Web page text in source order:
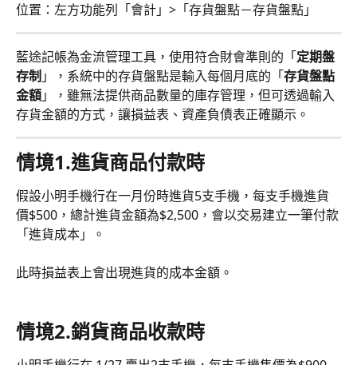
位置：左方功能列「會計」>「存貨盤點－存貨盤點」
藍途記帳為金流管理工具，使用符合財會準則的「定期盤
存制 」，系統中的存貨盤點是輸入每個月底的「存貨盤點
金額」，雖無法提供商品數量的庫存管理，但可透過輸入
存貨金額的方式，讓損益表、資產負債表正確顯示。
情境1.進貨商品付款時
假設小明手機行在一月份時進貨5支手機，每支手機進貨
價$500，總計進貨金額為$2,500，會以交易建立一筆付款
「進貨成本」。
此時損益表上會出現進貨的成本金額。
情境2.銷貨商品收款時